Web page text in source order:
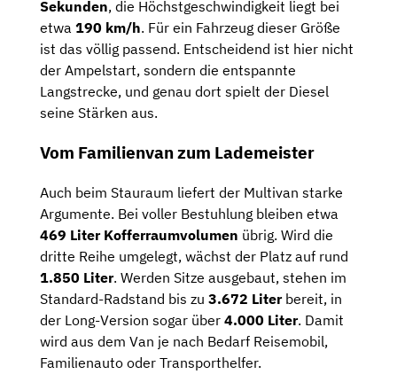
Sekunden, die Höchstgeschwindigkeit liegt bei
etwa 190 km/h. Für ein Fahrzeug dieser Größe
ist das völlig passend. Entscheidend ist hier nicht
der Ampelstart, sondern die entspannte
Langstrecke, und genau dort spielt der Diesel
seine Stärken aus.
Vom Familienvan zum Lademeister
Auch beim Stauraum liefert der Multivan starke
Argumente. Bei voller Bestuhlung bleiben etwa
469 Liter Kofferraumvolumen übrig. Wird die
dritte Reihe umgelegt, wächst der Platz auf rund
1.850 Liter. Werden Sitze ausgebaut, stehen im
Standard-Radstand bis zu 3.672 Literbereit, in
der Long-Version sogar über 4.000 Liter. Damit
wird aus dem Van je nach Bedarf Reisemobil,
Familienauto oder Transporthelfer.